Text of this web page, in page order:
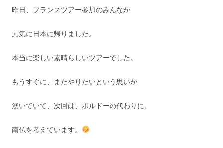
昨日、フランスツアー参加のみんなが
元気に日本に帰りました。
本当に楽しい素晴らしいツアーでした。
もうすぐに、またやりたいという思いが
湧いていて、次回は、ボルドーの代わりに、
南仏を考えています。